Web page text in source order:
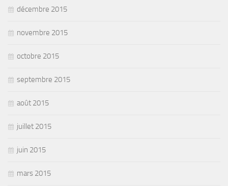
décembre 2015
novembre 2015
octobre 2015
septembre 2015
août 2015
juillet 2015
juin 2015
mars 2015